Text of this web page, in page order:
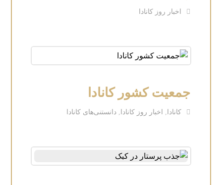
اخبار روز کانادا
جمعیت کشور کانادا
کانادا اخبار روز کانادا دانستنی‌های کانادا